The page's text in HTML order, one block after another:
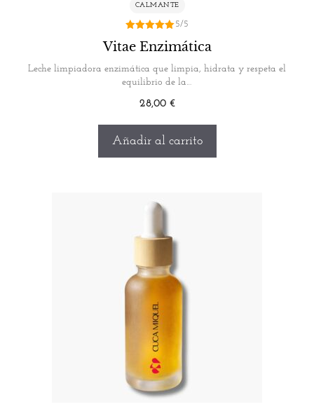
CALMANTE
de 5
5/5
Vitae Enzimática
Leche limpiadora enzimática que limpia, hidrata y respeta el
equilibrio de la…
28,00 €
Añadir al carrito